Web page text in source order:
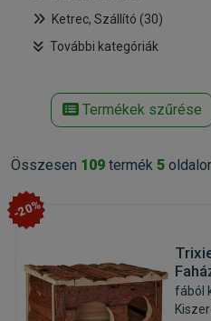
Ketrec, Szállító (30)
További kategóriák
Termékek szűrése
Összesen 109 termék 5
-20%
fából